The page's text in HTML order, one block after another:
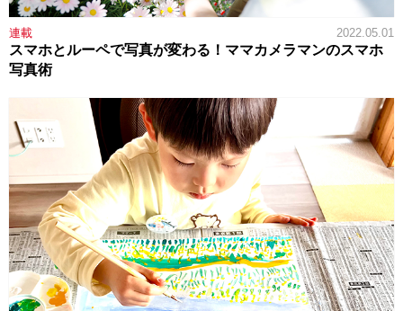
連載 2022.05.01
スマホとルーペで写真が変わる！ママカメラマンのスマホ
写真術